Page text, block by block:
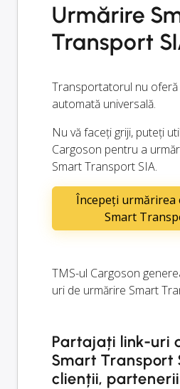
Urmărire
Transport
Transportatorul nu oferă
automată universală.
Nu vă faceți griji, puteți
Cargoson pentru a
Smart Transport SIA.
Începeți urmărirea
Smart
TMS-ul Cargoson
uri de urmărire Smart
Partajați link-uri
Smart Transport
clienții,